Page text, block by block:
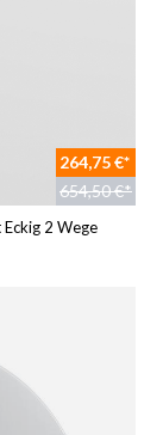
264,75 €*
654,50 €*
2 Wege